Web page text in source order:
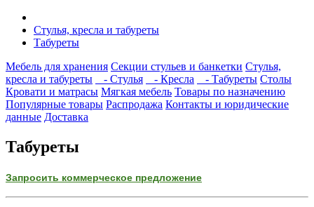
Стулья, кресла и табуреты
Табуреты
Мебель для хранения Секции стульев и банкетки Стулья,
кресла и табуреты
- Стулья - Кресла - Табуреты Столы
Кровати и матрасы Мягкая мебель Товары по назначению
Популярные товары Распродажа Контакты и юридические
данные Доставка
Табуреты
Запросить коммерческое предложение